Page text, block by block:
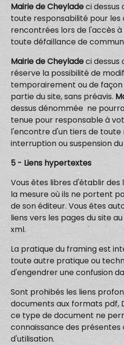
Mairie de Cheyladeci dessus
toute responsabilité pour les
rencontrées lors de l'accès à
toute défaillance de
Mairie de Cheyladeci
réserve la possibilité de
temporairement ou de
partie du site, sans préavis.
dessus dénommée ne
tenue pour responsable à
l'encontre d'un tiers de toute
interruption ou suspension du
5 - Liens hypertextes
Vous êtes libres d'établir des
la mesure où ils ne portent
de son éditeur. Vous êtes
liens vers les pages du site
xml.
La pratique du framing est
toute autre pratique ou
d'engendrer une confusion
Sont prohibés les liens
documents aux formats pdf,
ce type de document ne
connaissance des présentes
d'utilisation.